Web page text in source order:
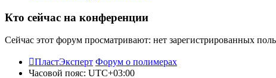
Кто сейчас на конференции
Сейчас этот форум просматривают: нет зарегистрированных
ПластЭксперт Форум о полимерах
Часовой пояс: UTC+03:00